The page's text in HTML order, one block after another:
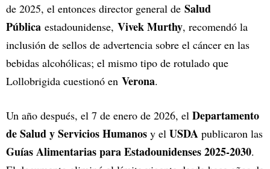
de 2025, el entonces director general de Salud
Pública estadounidense, Vivek Murthy, recomendó la
inclusión de sellos de advertencia sobre el cáncer en las
bebidas alcohólicas; el mismo tipo de rotulado que
Lollobrigida cuestionó en Verona.
Un año después, el 7 de enero de 2026, el Departamento
de Salud y Servicios Humanos y el USDA publicaron las
Guías Alimentarias para Estadounidenses 2025-2030.